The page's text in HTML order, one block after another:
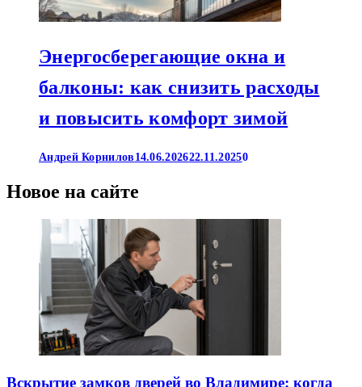
Энергосберегающие окна и
балконы: как снизить расходы
и повысить комфорт зимой
Андрей Корнилов 14.06.202622.11.20250
Новое на сайте
Вскрытие замков дверей во Владимире: когда